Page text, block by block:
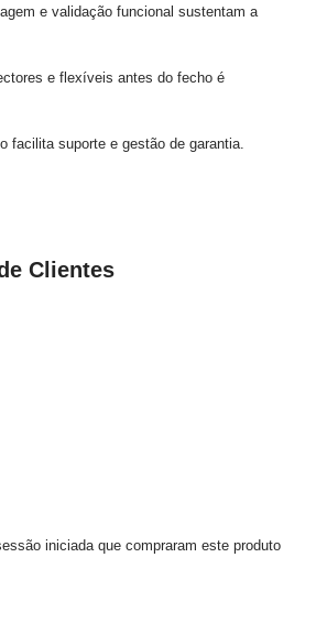
e validação funcional sustentam a
e flexíveis antes do fecho é
facilita suporte e gestão de garantia.
Clientes
iniciada que compraram este produto